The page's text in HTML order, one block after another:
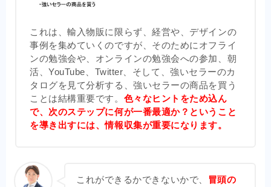
これは、輸入物販に限らず、経営や、デザインの
事例を集めていくのですが、そのためにオフライ
ンの勉強会や、オンラインの勉強会への参加、朝
活、YouTube、Twitter、そして、強いセラーのカ
タログを見て分析する、強いセラーの商品を買う
ことは結構重要です。 色々なヒントをため込ん
で、次のステップに何が一番最適か？ということ
を導き出すには、情報収集が重要になります。
これができるかできないかで、 冒頭の